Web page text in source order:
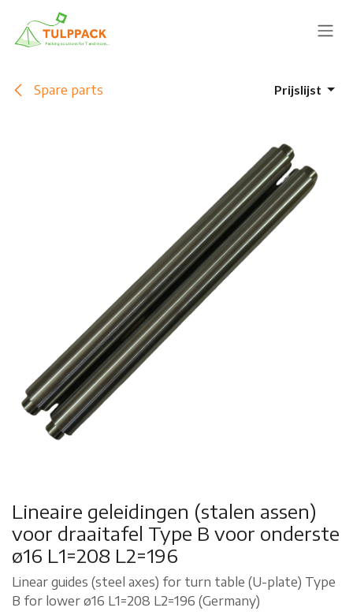
Overslaan naar inhoud
Spare parts Prijslijst
Lineaire geleidingen (stalen assen)
voor draaitafel Type B voor onderste
ø16 L1=208 L2=196
Linear guides (steel axes) for turn table (U-plate) Type
B for lower ø16 L1=208 L2=196 (Germany)